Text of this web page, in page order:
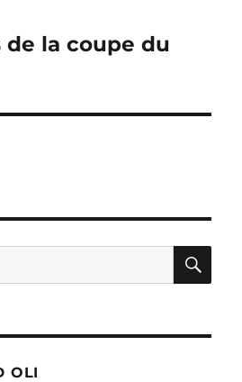
de la coupe du
OLI